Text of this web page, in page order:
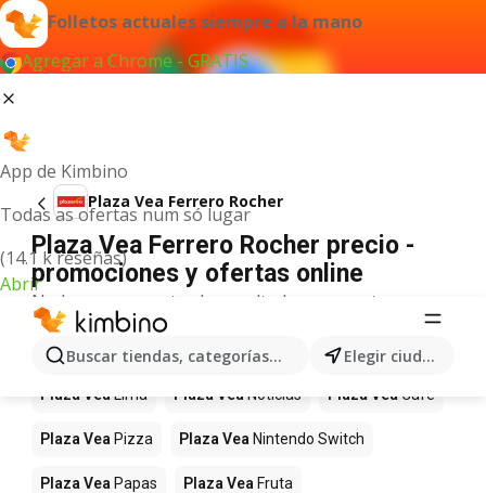
Folletos actuales siempre a la mano
Agregar a Chrome - GRATIS
App de Kimbino
Todas as ofertas num só lugar
(14.1 k reseñas)
Abrir
Buscar tiendas, categorías, productos... Elegir ciudad
Plaza Vea Ferrero Rocher
Plaza Vea Ferrero Rocher precio -
promociones y ofertas online
No hemos encontrado resultados para este
término.
Más productos en tiendas Plaza Vea
Plaza VeaLima Plaza VeaNoticias Plaza Vea Café
Plaza Vea Pizza Plaza Vea Nintendo Switch
Plaza Vea Papas Plaza Vea Fruta